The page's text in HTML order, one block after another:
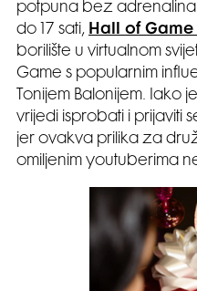
potpuna bez adrenalina
do 17 sati, Hall of Game
borilište u virtualnom
Game s popularnim
Tonijem Balonijem. Iako
vrijedi isprobati i prijaviti
jer ovakva prilika za
omiljenim youtuberima